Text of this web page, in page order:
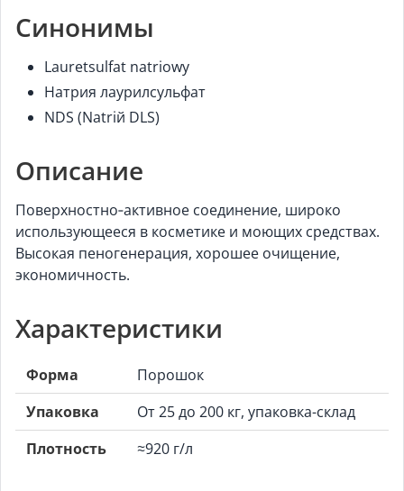
Синонимы
Lauretsulfat natriowy
Натрия лаурилсульфат
NDS (Natriй DLS)
Описание
Поверхностно‑активное соединение, широко
использующееся в косметике и моющих средствах.
Высокая пеногенерация, хорошее очищение,
экономичность.
Характеристики
Форма
Порошок
Упаковка
От 25 до 200 кг, упаковка-склад
Плотность
≈920 г/л